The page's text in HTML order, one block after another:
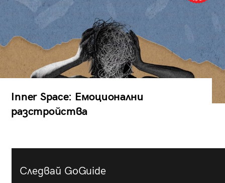
Inner Space: Емоционални
разстройства
Следвай GoGuide